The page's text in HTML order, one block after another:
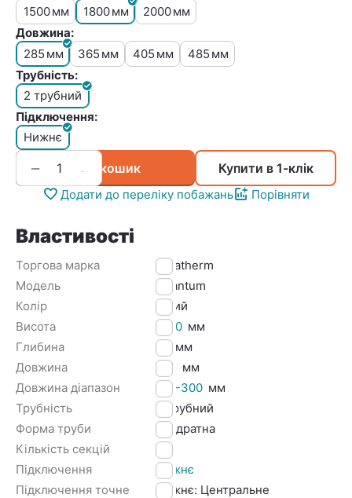
1500мм 1800мм 2000мм
Довжина:
285 мм 365 мм 405 мм 485 мм
Трубність:
2 трубний
Підключення:
Нижнє
+
− У кошик Купити в 1-клік
Додати до переліку побажань Порівняти
Властивості
Торгова марка
Betatherm
Модель
Quantum
Колір
Білий
Висота
1800 мм
Глибина
85 мм
Довжина
285
мм
Довжина діапазон
251-300 мм
Трубність
2 трубний
Форма труби
Квадратна
Кількість секцій
7
Підключення
Нижнє
Підключення точне
Нижнє: Центральне